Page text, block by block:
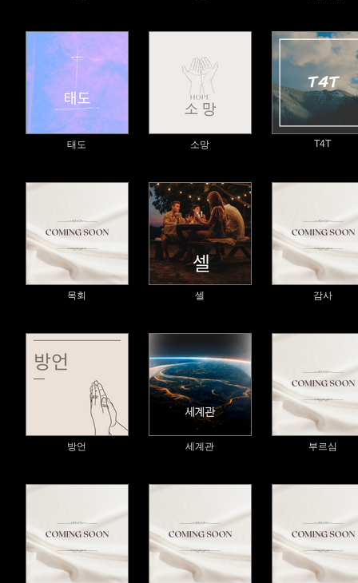
태도 소망 T4T
목회 셀 감사
방언 세계관 부르심